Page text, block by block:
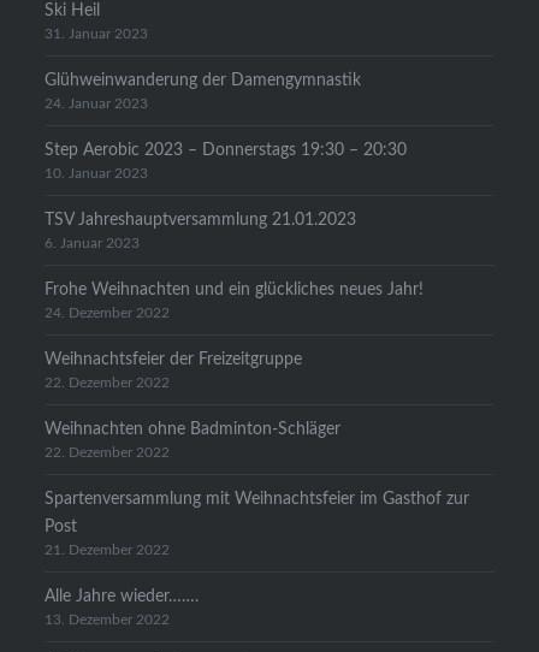
Ski Heil
31. Januar 2023
Glühweinwanderung der Damengymnastik
24. Januar 2023
Step Aerobic 2023 – Donnerstags 19:30 – 20:30
10. Januar 2023
TSV Jahreshauptversammlung 21.01.2023
6. Januar 2023
Frohe Weihnachten und ein glückliches neues Jahr!
24. Dezember 2022
Weihnachtsfeier der Freizeitgruppe
22. Dezember 2022
Weihnachten ohne Badminton-Schläger
22. Dezember 2022
Spartenversammlung mit Weihnachtsfeier im Gasthof zur
Post
21. Dezember 2022
Alle Jahre wieder…….
13. Dezember 2022